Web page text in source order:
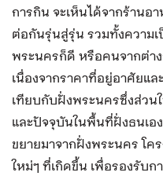
การกิน จะเห็นได้จากร้านอ
ต่อกันรุ่นสู่รุ่น รวมทั้งความ
พระนครก็ดี หรือคนจากต่า
เนื่องจากราคาที่อยู่อาศัยแ
เทียบกับฝั่งพระนครซึ่งส่วน
และปัจจุบันในพื้นที่ฝั่งธนเอ
ขยายมาจากฝั่งพระนคร โค
ใหม่ๆ ที่เกิดขึ้น เพื่อรองรับก